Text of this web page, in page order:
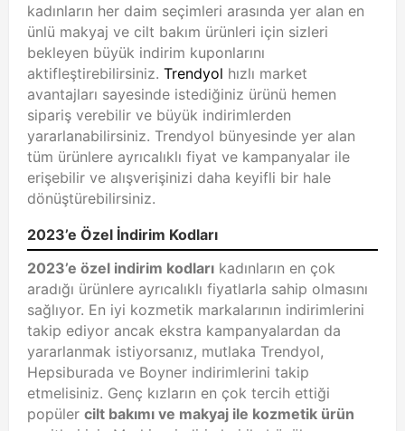
kadınların her daim seçimleri arasında yer alan en
ünlü makyaj ve cilt bakım ürünleri için sizleri
bekleyen büyük indirim kuponlarını
aktifleştirebilirsiniz. Trendyol hızlı market
avantajları sayesinde istediğiniz ürünü hemen
sipariş verebilir ve büyük indirimlerden
yararlanabilirsiniz. Trendyol bünyesinde yer alan
tüm ürünlere ayrıcalıklı fiyat ve kampanyalar ile
erişebilir ve alışverişinizi daha keyifli bir hale
dönüştürebilirsiniz.
2023’e Özel İndirim Kodları
2023’e özel indirim kodları kadınların en çok
aradığı ürünlere ayrıcalıklı fiyatlarla sahip olmasını
sağlıyor. En iyi kozmetik markalarının indirimlerini
takip ediyor ancak ekstra kampanyalardan da
yararlanmak istiyorsanız, mutlaka Trendyol,
Hepsiburada ve Boyner indirimlerini takip
etmelisiniz. Genç kızların en çok tercih ettiği
popüler cilt bakımı ve makyaj ile kozmetik ürün